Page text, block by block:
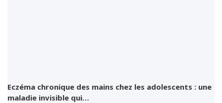
Eczéma chronique des mains chez les adolescents : une
maladie invisible qui…